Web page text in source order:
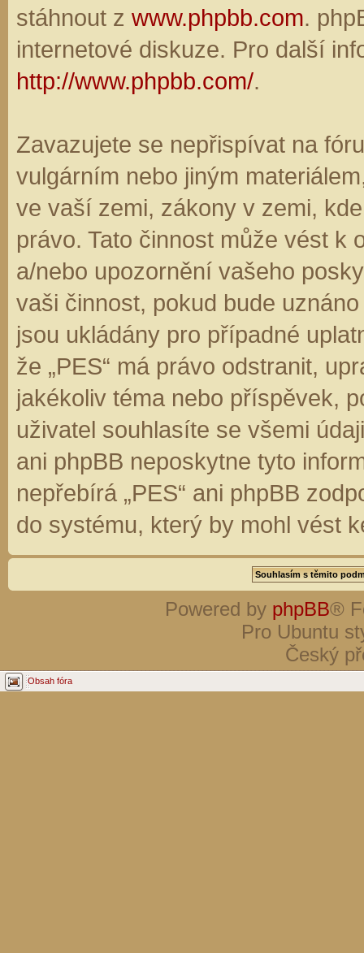
stáhnout z www.phpbb.com.
internetové diskuze. Pro další
http://www.phpbb.com/.
Zavazujete se nepřispívat na
vulgárním nebo jiným
ve vaší zemi, zákony v zemi,
právo. Tato činnost může vést k
a/nebo upozornění vašeho
vaši činnost, pokud bude
jsou ukládány pro případné
že „PES“ má právo odstranit,
jakékoliv téma nebo příspěvek,
uživatel souhlasíte se všemi
ani phpBB neposkytne tyto
nepřebírá „PES“ ani phpBB
do systému, který by mohl vést
Powered by phpBB®
Pro Ubuntu
Český
Obsah fóra